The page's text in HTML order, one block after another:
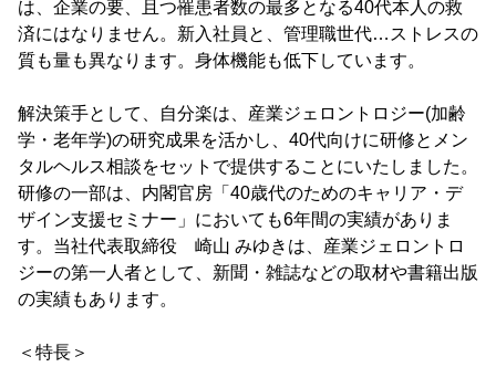
は、企業の要、且つ罹患者数の最多となる40代本人の救
済にはなりません。新入社員と、管理職世代…ストレスの
質も量も異なります。身体機能も低下しています。
解決策手として、自分楽は、産業ジェロントロジー(加齢
学・老年学)の研究成果を活かし、40代向けに研修とメン
タルヘルス相談をセットで提供することにいたしました。
研修の一部は、内閣官房「40歳代のためのキャリア・デ
ザイン支援セミナー」においても6年間の実績がありま
す。当社代表取締役 崎山 みゆきは、産業ジェロントロ
ジーの第一人者として、新聞・雑誌などの取材や書籍出版
の実績もあります。
＜特長＞